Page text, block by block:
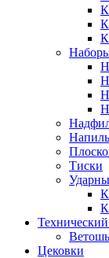
Тиски
Технический
Ветошь
Цековки